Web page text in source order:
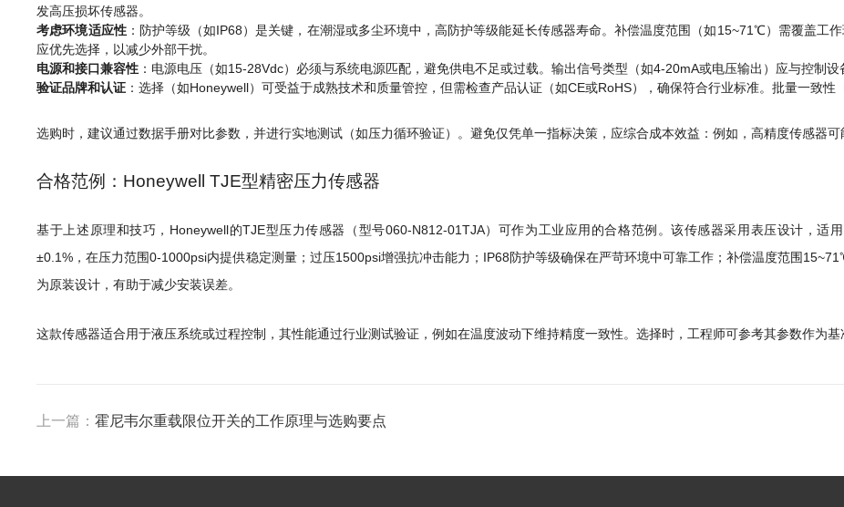
发高压损坏传感器。
考虑环境适应性：防护等级（如IP68）是关键，在潮湿或多尘环境中，高防护等级能延长传感器寿命。补偿温度范围（如15~71℃）需覆盖工
应优先选择，以减少外部干扰。
电源和接口兼容性 ：电源电压（如15-28Vdc）必须与系统电源匹配，避免供电不足或过载。输出信号类型（如4-20mA或电压输出）应与控制设
验证品牌和认证 ：选择（如Honeywell）可受益于成熟技术和质量管控，但需检查产品认证（如CE或RoHS），确保符合行业标准。批量一致性
选购时，建议通过数据手册对比参数，并进行实地测试（如压力循环验证）。避免仅凭单一指标决策，应综合成本效益：例如，高精度传感器可
合格范例：Honeywell TJE型精密压力传感器
基于上述原理和技巧，Honeywell的TJE型压力传感器（型号060-N812-01TJA）可作为工业应用的合格范例。该传感器采用表压设计，适
±0.1%，在压力范围0-1000psi内提供稳定测量；过压1500psi增强抗冲击能力；IP68防护等级确保在严苛环境中可靠工作；补偿温度范围
为原装设计，有助于减少安装误差。
这款传感器适合用于液压系统或过程控制，其性能通过行业测试验证，例如在温度波动下维持精度一致性。选择时，工程师可参考其参数作为基
上一篇：霍尼韦尔重载限位开关的工作原理与选购要点